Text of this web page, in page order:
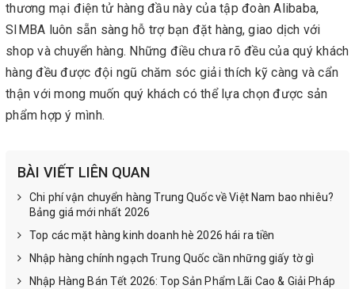
thương mại điện tử hàng đầu này của tập đoàn Alibaba,
SIMBA luôn sẵn sàng hỗ trợ bạn đặt hàng, giao dịch với
shop và chuyển hàng. Những điều chưa rõ đều của quý khách
hàng đều được đội ngũ chăm sóc giải thích kỹ càng và cẩn
thận với mong muốn quý khách có thể lựa chọn được sản
phẩm hợp ý mình.
BÀI VIẾT LIÊN QUAN
Chi phí vận chuyển hàng Trung Quốc về Việt Nam bao nhiêu?
Bảng giá mới nhất 2026
Top các mặt hàng kinh doanh hè 2026 hái ra tiền
Nhập hàng chính ngạch Trung Quốc cần những giấy tờ gì
Nhập Hàng Bán Tết 2026: Top Sản Phẩm Lãi Cao & Giải Pháp